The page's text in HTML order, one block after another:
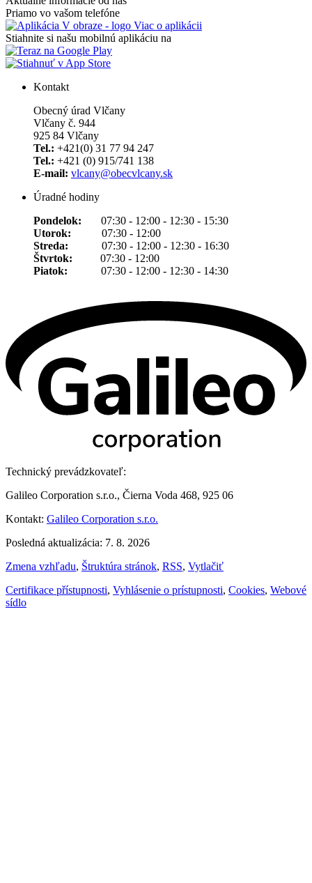
Priamo vo vašom telefóne
Viac o aplikácii
Stiahnite si našu mobilnú aplikáciu na
Kontakt
Obecný úrad Vlčany
Vlčany č. 944
925 84 Vlčany
Tel.: +421(0) 31 77 94 247
Tel.: +421 (0) 915/741 138
E-mail: vlcany@obecvlcany.sk
Úradné hodiny
Pondelok: 07:30 - 12:00 - 12:30 - 15:30
Utorok: 07:30 - 12:00
Streda: 07:30 - 12:00 - 12:30 - 16:30
Štvrtok: 07:30 - 12:00
Piatok: 07:30 - 12:00 - 12:30 - 14:30
Technický prevádzkovateľ:
Galileo Corporation s.r.o., Čierna Voda 468, 925 06
Kontakt: Galileo Corporation s.r.o.
Posledná aktualizácia: 7. 8. 2026
Zmena vzhľadu, Štruktúra stránok, RSS, Vytlačiť
Certifikace přístupnosti, Vyhlásenie o prístupnosti, Cookies, Webové
sídlo